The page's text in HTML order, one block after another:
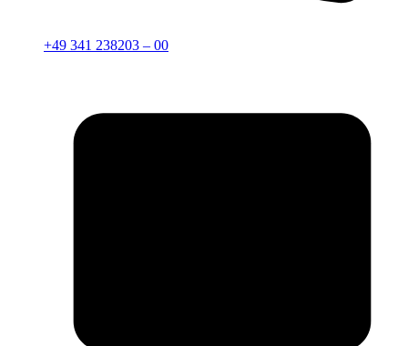
+49 341 238203 – 00